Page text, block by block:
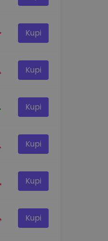
Kupi
Kupi
Kupi
Kupi
Kupi
Kupi